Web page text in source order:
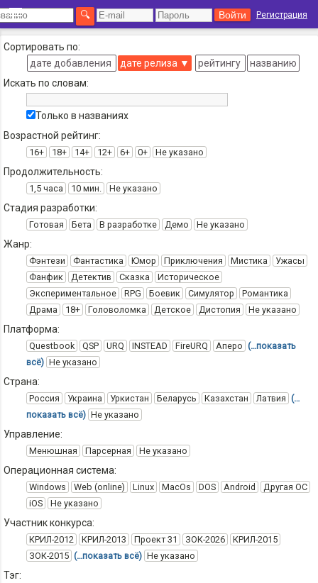
Регистрация
Сортировать по:
дате добавления
дате релиза ▼ рейтингу
названию
Искать по словам:
Только в названиях
Возрастной рейтинг:
16+ 18+ 14+ 12+ 6+ 0+ Не указано
Продолжительность:
1,5 часа 10 мин. Не указано
Стадия разработки:
Готовая Бета В разработке Демо Не указано
Жанр:
Фэнтези Фантастика Юмор Приключения Мистика
Ужасы
Фанфик
Детектив Сказка
Историческое
Экспериментальное
RPG Боевик Симулятор
Романтика
Драма
18+ Головоломка Детское Дистопия Не указано
Платформа:
Questbook QSP URQ INSTEAD FireURQ Аперо (…показать
всё) Не указано
Страна:
Россия Украина Уркистан Беларусь Казахстан Латвия (…
показать всё) Не указано
Управление:
Менюшная Парсерная Не указано
Операционная система:
Windows Web (online) Linux MacOs DOS Android
Другая ОС
iOS
Не указано
Участник конкурса:
КРИЛ-2012 КРИЛ-2013 Проект 31 ЗОК-2026
КРИЛ-2015
ЗОК-2015 (…показать всё) Не указано
Тэг: